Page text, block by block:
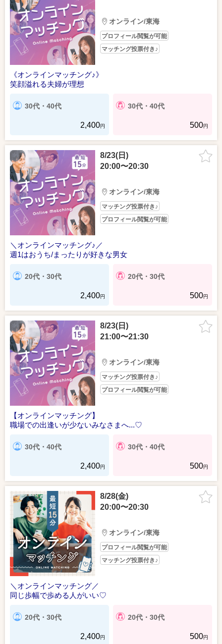
オンライン/東海
プロフィール閲覧が可能
マッチング投票付き♪
《オンラインマッチング♪》
笑顔溢れる夫婦が理想
30代・40代
2,400円
30代・40代
500円
8/23(日)
20:00〜20:30
オンライン/東海
マッチング投票付き♪
プロフィール閲覧が可能
＼オンラインマッチング♪／
週1はおうち/まったりが好きな男女
20代・30代
2,400円
20代・30代
500円
8/23(日)
21:00〜21:30
オンライン/東海
マッチング投票付き♪
プロフィール閲覧が可能
【オンラインマッチング】
職場での出逢いが少ないみなさまへ...♡
30代・40代
2,400円
30代・40代
500円
8/28(金)
20:00〜20:30
オンライン/東海
プロフィール閲覧が可能
マッチング投票付き♪
＼オンラインマッチング／
同じ歩幅で歩める人がいい♡
20代・30代
2,400円
20代・30代
500円